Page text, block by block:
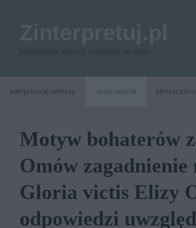
interpretacje wierszy opracowania
Motyw bohaterów
Omów
Gloria victis Elizy
odpowiedzi